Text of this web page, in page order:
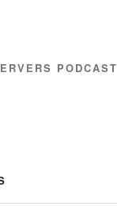
PODCAST